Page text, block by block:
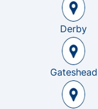
Derby
Gateshead